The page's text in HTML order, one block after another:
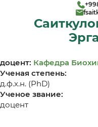
доцент: Кафедра
Ученая степень:
д.ф.х.н. (PhD)
Ученое звание:
доцент